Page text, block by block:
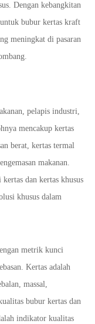
Dengan kebangkitan
bubur kertas kraft
meningkat di pasaran
pelapis industri,
mencakup kertas
berat, kertas termal
makanan.
dan kertas khusus
khusus dalam
metrik kunci
Kertas adalah
massal,
bubur kertas dan
indikator kualitas